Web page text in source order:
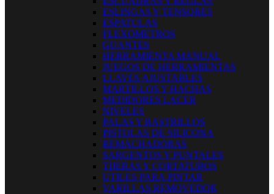
ESLINGAS Y TENSORES
ESPATULAS
FLEXOMETROS
GUANTES
HERRAMIENTA MANUAL
JUEGOS DE HERRAMIENTAS
LLAVES AJUSTABLES
MARTILLOS Y HACHAS
MEDIDORES LACER
NIVELES
PALAS Y RASTRILLOS
PISTOLAS DE SILICONA
REMACHADORAS
SARGENTOS Y PUNTALES
TIJERAS Y CORTATUBOS
UTILES PARA PINTAR
VARILLAS REMOVEDOR